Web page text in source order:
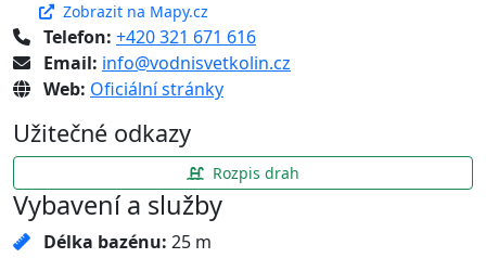
Zobrazit na Mapy.cz
Telefon: +420 321 671 616
Email: info@vodnisvetkolin.cz
Web: Oficiální stránky
Užitečné odkazy
Rozpis drah
Vybavení a služby
Délka bazénu: 25 m